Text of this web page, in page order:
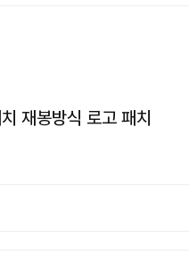
재봉방식 로고 패치